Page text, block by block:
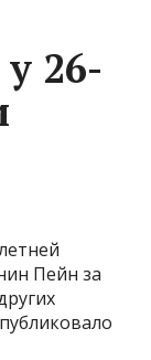
26-
Пейн за